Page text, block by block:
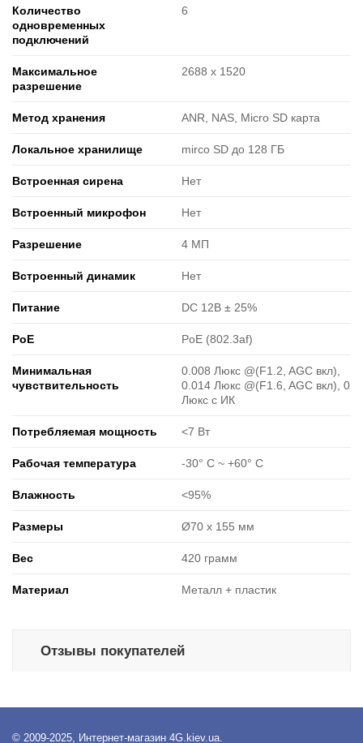
Количество
одновременных
подключений
6
Максимальное
разрешение
2688 x 1520
Метод хранения ANR, NAS, Micro SD карта
Локальное хранилище mirco SD до 128 ГБ
Встроенная сирена Нет
Встроенный микрофон Нет
Разрешение 4 МП
Встроенный динамик Нет
Питание DC 12В ± 25%
PoE PoE (802.3af)
Минимальная
чувствительность
0.008 Люкс @(F1.2, AGC вкл),
0.014 Люкс @(F1.6, AGC вкл), 0
Люкс с ИК
Потребляемая мощность <7 Вт
Рабочая температура -30° C ~ +60° C
Влажность <95%
Размеры Ø70 x 155 мм
Вес 420 грамм
Материал Металл + пластик
Отзывы покупателей
© 2009-2025, Интернет-магазин 4G.kiev.ua.